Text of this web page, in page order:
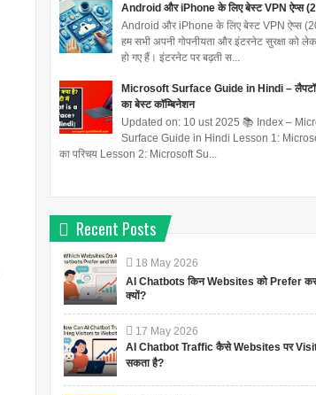
Android और iPhone के लिए बेस्ट VPN ऐप्स
Android और iPhone के लिए बेस्ट VPN ऐप्स
हम सभी अपनी गोपनीयता और इंटरनेट सुरक्षा को
हो गए हैं। इंटरनेट पर बढ़ती स...
Microsoft Surface Guide in Hindi –
का बेस्ट कॉम्बिनेशन
Updated on: 10 ust 2025 📚 Index –
Surface Guide in Hindi Lesson 1:
का परिचय Lesson 2: Microsoft Su...
Recent Posts
18 May 2026
AI Chatbots किन Websites को Prefer
क्यों?
17 May 2026
AI Chatbot Traffic कैसे Websites पर
सकता है?